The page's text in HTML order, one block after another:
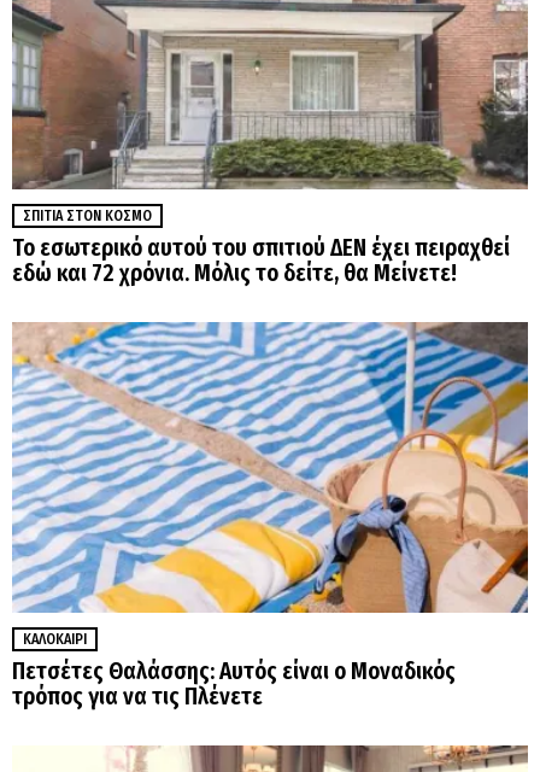
ΣΠΊΤΙΑ ΣΤΟΝ ΚΌΣΜΟ
Το εσωτερικό αυτού του σπιτιού ΔΕΝ έχει πειραχθεί
εδώ και 72 χρόνια. Μόλις το δείτε, θα Μείνετε!
ΚΑΛΟΚΑΊΡΙ
Πετσέτες Θαλάσσης: Αυτός είναι ο Μοναδικός
τρόπος για να τις Πλένετε